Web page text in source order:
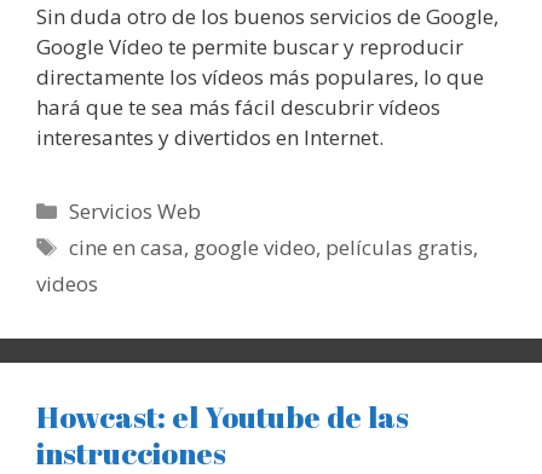
Sin duda otro de los buenos servicios de Google,
Google Vídeo te permite buscar y reproducir
directamente los vídeos más populares, lo que
hará que te sea más fácil descubrir vídeos
interesantes y divertidos en Internet.
Categorías
Servicios Web
Etiquetas
cine en casa, google video, películas gratis,
videos
Howcast: el Youtube de las
instrucciones